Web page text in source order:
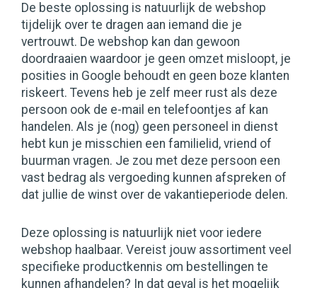
De beste oplossing is natuurlijk de webshop
tijdelijk over te dragen aan iemand die je
vertrouwt. De webshop kan dan gewoon
doordraaien waardoor je geen omzet misloopt, je
posities in Google behoudt en geen boze klanten
riskeert. Tevens heb je zelf meer rust als deze
persoon ook de e-mail en telefoontjes af kan
handelen. Als je (nog) geen personeel in dienst
hebt kun je misschien een familielid, vriend of
buurman vragen. Je zou met deze persoon een
vast bedrag als vergoeding kunnen afspreken of
dat jullie de winst over de vakantieperiode delen.
Deze oplossing is natuurlijk niet voor iedere
webshop haalbaar. Vereist jouw assortiment veel
specifieke productkennis om bestellingen te
kunnen afhandelen? In dat geval is het mogelijk